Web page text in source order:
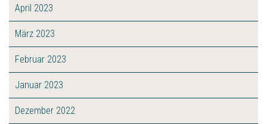
April 2023
März 2023
Februar 2023
Januar 2023
Dezember 2022